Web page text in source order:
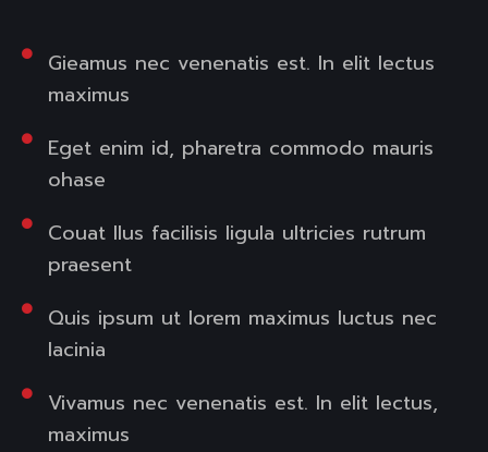
Gieamus nec venenatis est. In elit lectus
maximus
Eget enim id, pharetra commodo mauris
ohase
Couat llus facilisis ligula ultricies rutrum
praesent
Quis ipsum ut lorem maximus luctus nec
lacinia
Vivamus nec venenatis est. In elit lectus,
maximus